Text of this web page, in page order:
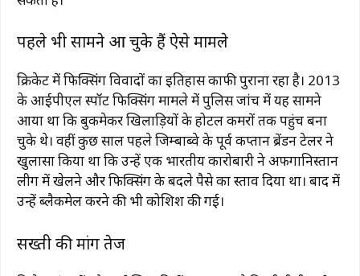
पहले भी सामने आ चुके हैं ऐसे मामले
क्रिकेट में फिक्सिंग विवादों का इतिहास काफी पुराना रहा है। 2013
के आईपीएल स्पॉट फिक्सिंग मामले में पुलिस जांच में यह सामने
आया था कि बुकमेकर खिलाड़ियों के होटल कमरों तक पहुंच बना
चुके थे। वहीं कुछ साल पहले जिम्बाब्वे के पूर्व कप्तान ब्रेंडन टेलर ने
खुलासा किया था कि उन्हें एक भारतीय कारोबारी ने अफगानिस्तान
लीग में खेलने और फिक्सिंग के बदले पैसे का प्रस्ताव दिया था। बाद में
उन्हें ब्लैकमेल करने की भी कोशिश की गई।
सख्ती की मांग तेज